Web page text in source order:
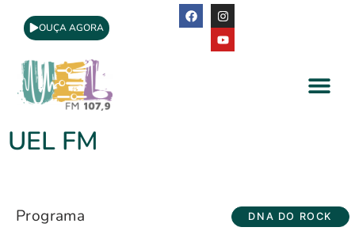
OUÇA AGORA
UEL FM
Programa DNA DO ROCK